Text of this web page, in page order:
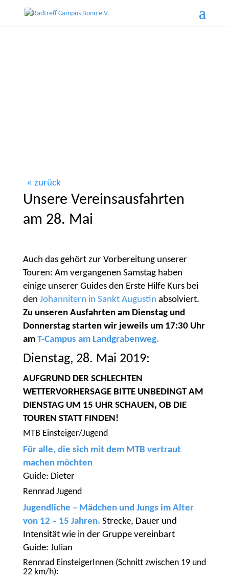
zurück
Unsere Vereinsausfahrten
am 28. Mai
Auch das gehört zur Vorbereitung unserer
Touren: Am vergangenen Samstag haben
einige unserer Guides den Erste Hilfe Kurs bei
den Johannitern in Sankt Augustin absolviert.
Zu unseren Ausfahrten am Dienstag und
Donnerstag starten wir jeweils um 17:30 Uhr
am T-Campus am Landgrabenweg.
Dienstag, 28. Mai 2019:
AUFGRUND DER SCHLECHTEN
WETTERVORHERSAGE BITTE UNBEDINGT AM
DIENSTAG UM 15 UHR SCHAUEN, OB DIE
TOUREN STATT FINDEN!
MTB Einsteiger/Jugend
Für alle, die sich mit dem MTB vertraut
machen möchten
Guide: Dieter
Rennrad Jugend
Jugendliche – Mädchen und Jungs im Alter
von 12 – 15 Jahren. Strecke, Dauer und
Intensität wie in der Gruppe vereinbart
Guide: Julian
Rennrad EinsteigerInnen (Schnitt zwischen 19 und
22 km/h):